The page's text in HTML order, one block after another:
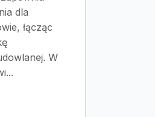
dla
łącząc
W